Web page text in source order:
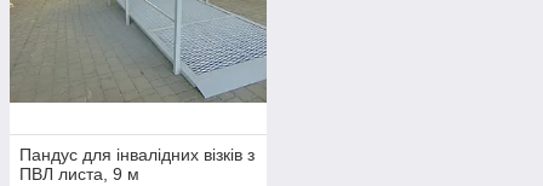
Пандус для інвалідних візків з
ПВЛ листа, 9 м